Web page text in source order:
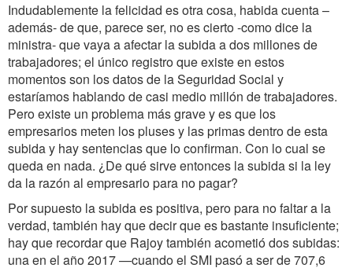
Indudablemente la felicidad es otra cosa, habida cuenta –
además- de que, parece ser, no es cierto -como dice la
ministra- que vaya a afectar la subida a dos millones de
trabajadores; el único registro que existe en estos
momentos son los datos de la Seguridad Social y
estaríamos hablando de casi medio millón de trabajadores.
Pero existe un problema más grave y es que los
empresarios meten los pluses y las primas dentro de esta
subida y hay sentencias que lo confirman. Con lo cual se
queda en nada. ¿De qué sirve entonces la subida si la ley
da la razón al empresario para no pagar?
Por supuesto la subida es positiva, pero para no faltar a la
verdad, también hay que decir que es bastante insuficiente;
hay que recordar que Rajoy también acometió dos subidas:
una en el año 2017 —cuando el SMI pasó a ser de 707,6